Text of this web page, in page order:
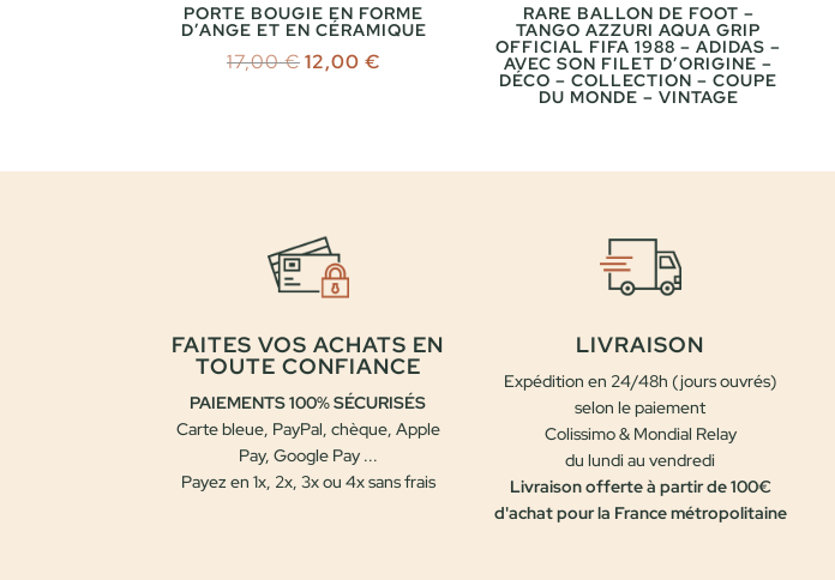
PORTE BOUGIE EN FORME
D’ANGE ET EN CÉRAMIQUE
17,00€Le
12,00 €
RARE BALLON DE FOOT –
TANGO AZZURI AQUA GRIP
OFFICIAL FIFA 1988 – ADIDAS –
AVEC SON FILET D’ORIGINE –
DÉCO – COLLECTION – COUPE
DU MONDE – VINTAGE
FAITES VOS ACHATS EN
TOUTE CONFIANCE
PAIEMENTS 100% SÉCURISÉS
Carte bleue, PayPal, chèque, Apple
Pay, Google Pay ...
Payez en 1x, 2x, 3x ou 4x sans frais
LIVRAISON
Expédition en 24/48h (jours ouvrés)
selon le paiement
Colissimo & Mondial Relay
du lundi au vendredi
Livraison offerte à partir de 100€
d'achat pour la France métropolitaine